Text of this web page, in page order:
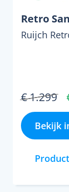
Retro
Ruijch
€ 1.299
Bekijk